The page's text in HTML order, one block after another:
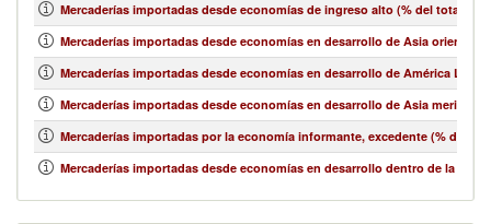
Mercaderías importadas desde economías de ingreso alto (% del total de
Mercaderías importadas desde economías en desarrollo de Asia oriental
Mercaderías importadas desde economías en desarrollo de América
Mercaderías importadas desde economías en desarrollo de Asia
Mercaderías importadas por la economía informante, excedente (% del
Mercaderías importadas desde economías en desarrollo dentro de la